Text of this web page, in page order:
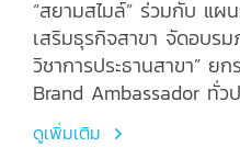
ประธานสาขา Brand
“สยามสไมล์” ร่วมกับ แ
เสริมธุรกิจสาขา จัดอบรม
วิชาการประธานสาขา” ย
Brand Ambassador ทั่ว
ดูเพิ่มเติม